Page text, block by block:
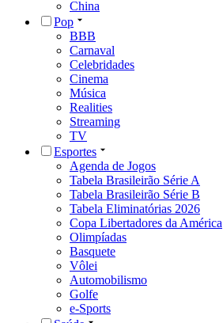
China
Pop
BBB
Carnaval
Celebridades
Cinema
Música
Realities
Streaming
TV
Esportes
Agenda de Jogos
Tabela Brasileirão Série A
Tabela Brasileirão Série B
Tabela Eliminatórias 2026
Copa Libertadores da América
Olimpíadas
Basquete
Vôlei
Automobilismo
Golfe
e-Sports